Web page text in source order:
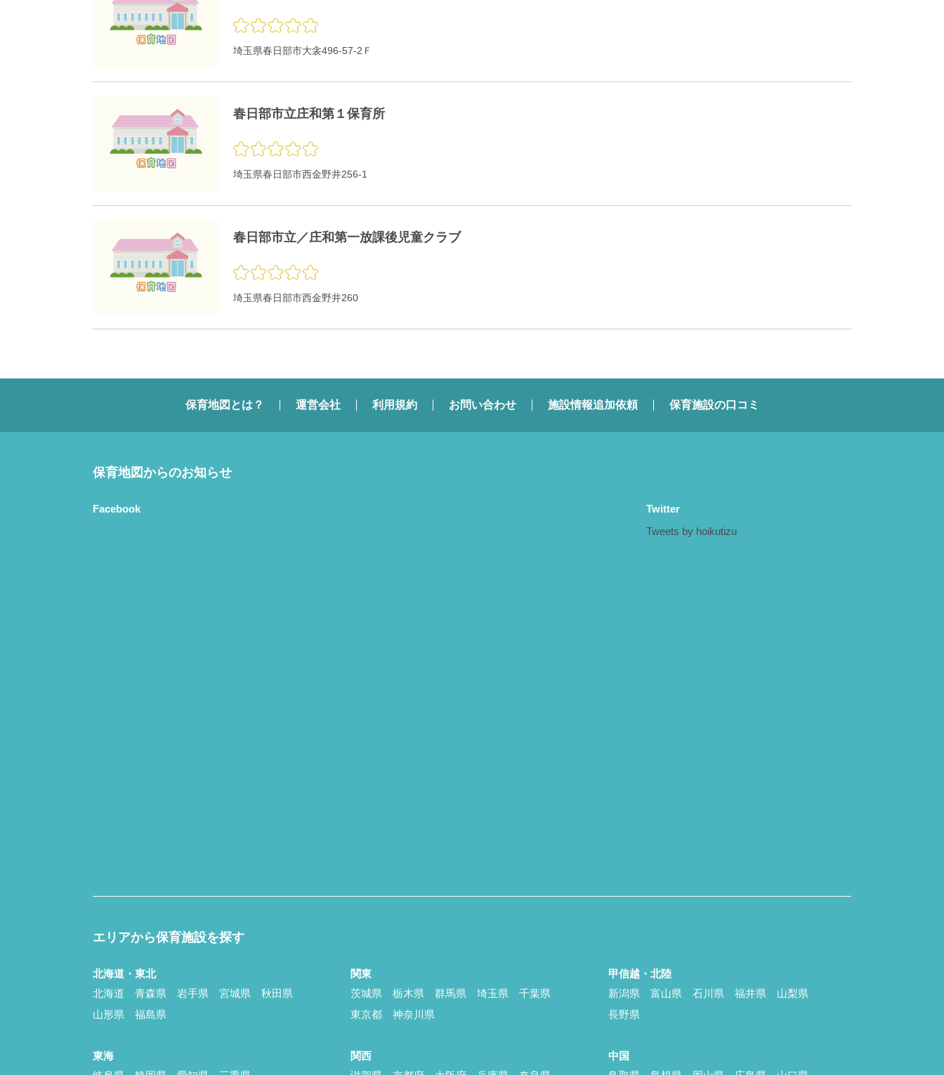
埼玉県春日部市大衾496-57-2Ｆ
春日部市立庄和第１保育所
埼玉県春日部市西金野井256-1
春日部市立／庄和第一放課後児童クラブ
埼玉県春日部市西金野井260
保育地図とは？ 運営会社 利用規約 お問い合わせ 施設情報追加依頼 保育施設の口コミ
保育地図からのお知らせ
Facebook
Twitter
Tweets by hoikutizu
エリアから保育施設を探す
北海道・東北
北海道
青森県 岩手県 宮城県
秋田県
山形県
福島県
関東
茨城県
栃木県 群馬県 埼玉県
千葉県
東京都
神奈川県
甲信越・北陸
新潟県
富山県 石川県 福井県
山梨県
長野県
東海
関西
中国